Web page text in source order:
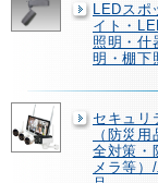
LEDスポ
イト・
照明・什
明・棚下
セキュリ
（防災
全対策・
メラ等）